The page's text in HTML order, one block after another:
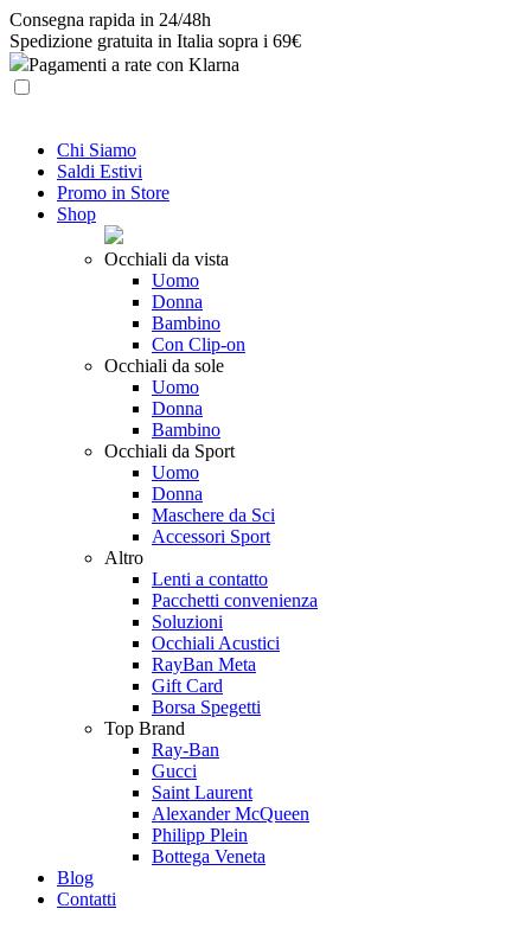
Skip
to
content
Consegna rapida in 24/48h
Spedizione gratuita in Italia sopra i 69€
Pagamenti a rate con Klarna
Chi Siamo
Saldi Estivi
Promo in Store
Shop
Occhiali da vista
Uomo
Donna
Bambino
Con Clip-on
Occhiali da sole
Uomo
Donna
Bambino
Occhiali da Sport
Uomo
Donna
Maschere da Sci
Accessori Sport
Altro
Lenti a contatto
Pacchetti convenienza
Soluzioni
Occhiali Acustici
RayBan Meta
Gift Card
Borsa Spegetti
Top Brand
Ray-Ban
Gucci
Saint Laurent
Alexander McQueen
Philipp Plein
Bottega Veneta
Blog
Contatti